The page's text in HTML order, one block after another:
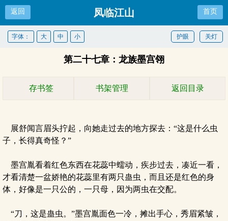
返回 凤临江山 首页
关灯
护眼
字体： 大 中 小
第二十七章：龙族墨宫翎
存书签 书架管理 返回目录
展舒闻言眉头拧起，向她走过去的地方探去：“这是什么虫
子，长得真奇怪？”
墨宫胤看着红色东西在花蕊中蠕动，疾步过去，凑近一看，
才看清楚一盆娇艳的花蕊里有两只蛊虫，而且还是红色的身
体，好像是一只公的，一只母，因为两虫在交配。
“刀，这是蛊虫。”墨宫胤面色一冷，摊出手心，秀眉紧皱，